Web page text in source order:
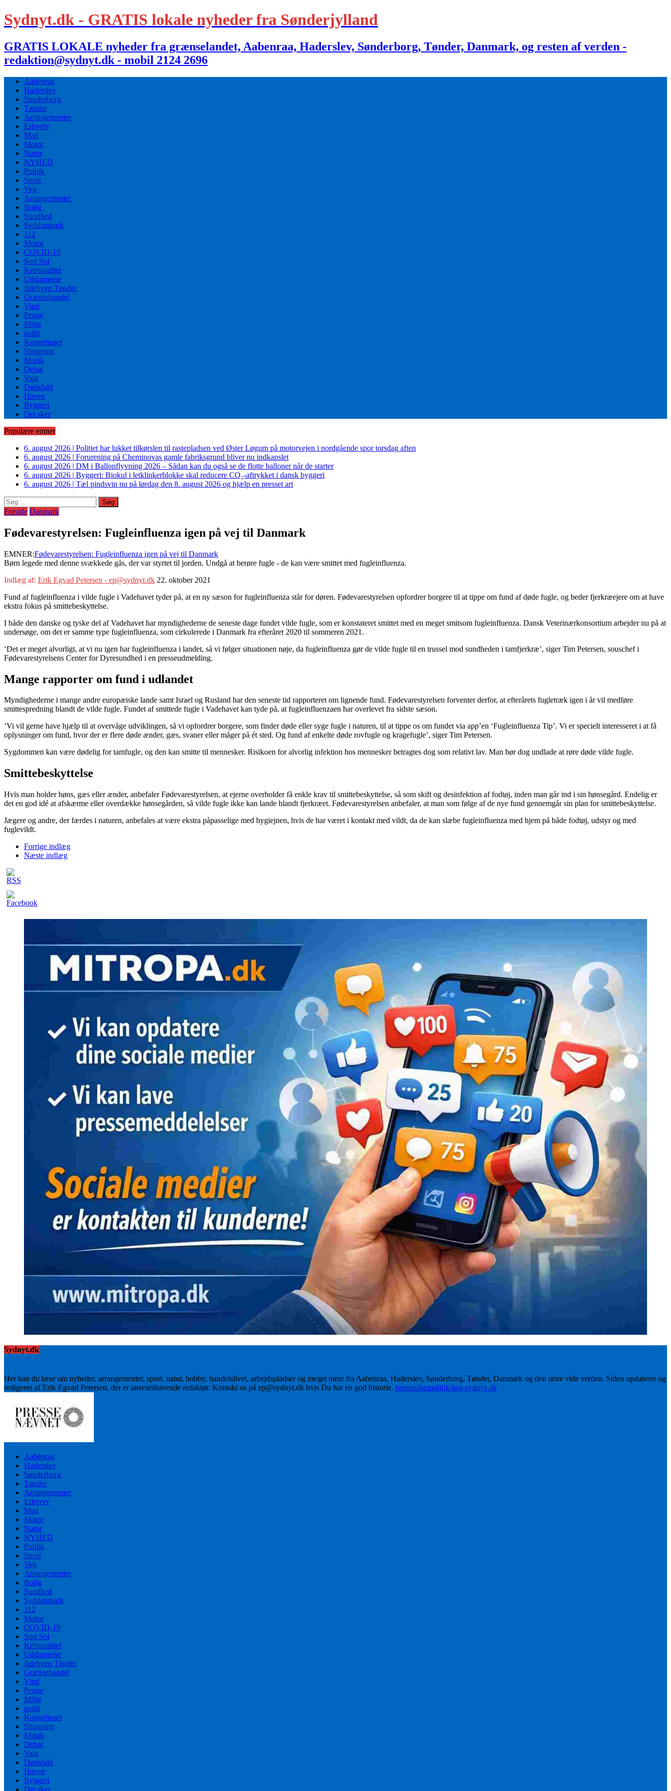
Sydnyt.dk - GRATIS lokale nyheder fra Sønderjylland
GRATIS LOKALE nyheder fra grænselandet, Aabenraa, Haderslev, Sønderborg, Tønder, Danmark, og resten af verden -
redaktion@sydnyt.dk - mobil 2124 2696
Aabenraa
Haderslev
Sønderborg
Tønder
Arrangementer
Erhverv
Mad
Motor
Natur
NYHED
Politik
Sport
Vejr
Arrangementer
Bolig
Sundhed
Syddanmark
112
Motor
COVID-19
Sort Sol
Kriminalitet
Uddannelse
Julebyen Tønder
Grænsehandel
Vind
Penge
Miljø
politi
Kongehuset
Shopping
Musik
Debat
Valg
Dødsfald
Haven
Byggeri
Det sker
Populære emner
6. august 2026 | Politiet har lukket tilkørslen til rastepladsen ved Øster Løgum på motorvejen i nordgående spor torsdag aften
6. august 2026 | Forurening på Cheminovas gamle fabriksgrund bliver nu indkapslet
6. august 2026 | DM i Ballonflyvning 2026 – Sådan kan du også se de flotte balloner når de starter
6. august 2026 | Byggeri: Biokul i letklinkerblokke skal reducere CO₂-aftrykket i dansk byggeri
6. august 2026 | Tæl pindsvin nu på lørdag den 8. august 2026 og hjælp en presset art
Søg
efter:
Forside Danmark
Fødevarestyrelsen: Fugleinfluenza igen på vej til Danmark
EMNER:Fødevarestyrelsen: Fugleinfluenza igen på vej til Danmark
Børn legede med denne svækkede gås, der var styrtet til jorden. Undgå at berøre fugle - de kan være smittet med fugleinfluenza.
Indlæg af: Erik Egvad Petersen - ep@sydnyt.dk 22. oktober 2021
Fund af fugleinfluenza i vilde fugle i Vadehavet tyder på, at en ny sæson for fugleinfluenza står for døren. Fødevarestyrelsen opfordrer borgere til at tippe om fund af døde fugle, og beder fjerkræejere om at have
ekstra fokus på smittebeskyttelse.
​​I både den danske og tyske del af Vadehavet har myndighederne de seneste dage fundet vilde fugle, som er konstateret smittet med en meget smitsom fugleinfluenza. Dansk Veterinærkonsortium arbejder nu på at
undersøge, om det er samme type fugleinfluenza, som cirkulerede i Danmark fra efteråret 2020 til sommeren 2021.
‘Det er meget alvorligt, at vi nu igen har fugleinfluenza i landet, så vi følger situationen nøje, da fugleinfluenza gør de vilde fugle til en trussel mod sundheden i tamfjerkræ’, siger Tim Petersen, souschef i
Fødevarestyrelsens Center for Dyresundhed i en presseudmelding.
Mange rapporter om fund i udlandet
Myndighederne i mange andre europæiske lande samt Israel og Rusland har den seneste tid rapporteret om lignende fund. Fødevarestyrelsen forventer derfor, at efterårets fugletræk igen i år vil medføre
smittespredning blandt de vilde fugle. Fundet af smittede fugle i Vadehavet kan tyde på, at fugleinfluenzaen har overlevet fra sidste sæson.
‘Vi vil gerne have hjælp til at overvåge udviklingen, så vi opfordrer borgere, som finder døde eller syge fugle i naturen, til at tippe os om fundet via app’en ‘Fugleinfluenza Tip’. Vi er specielt interesseret i at få
oplysninger om fund, hvor der er flere døde ænder, gæs, svaner eller måger på ét sted. Og fund af enkelte døde rovfugle og kragefugle’, siger Tim Petersen.
Sygdommen kan være dødelig for tamfugle, og den kan smitte til mennesker. Risikoen for alvorlig infektion hos mennesker betragtes dog som relativt lav. Man bør dog undlade at røre døde vilde fugle.
Smittebeskyttelse
Hvis man holder høns, gæs eller ænder, anbefaler Fødevarestyrelsen, at ejerne overholder få enkle krav til smittebeskyttelse, så som skift og desinfektion af fodtøj, inden man går ind i sin hønsegård. Endelig er
det en god idé at afskærme eller overdække hønsegården, så vilde fugle ikke kan lande blandt fjerkræet. Fødevarestyrelsen anbefaler, at man som følge af de nye fund gennemgår sin plan for smittebeskyttelse.
Jægere og andre, der færdes i naturen, anbefales at være ekstra påpasselige med hygiejnen, hvis de har været i kontakt med vildt, da de kan slæbe fugleinfluenza med hjem på både fodtøj, udstyr og med
fuglevildt.
Forrige indlæg
Næste indlæg
Sydnyt.dk
Her kan du læse om nyheder, arrangementer, sport, natur, hobby, handelslivet, arbejdspladser og meget mere fra Aabenraa, Haderslev, Sønderborg, Tønder, Danmark og den store vide verden. Siden opdateres og
redigeres af Erik Egvad Petersen, der er ansvarshavende redaktør. Kontakt os på ep@sydnyt.dk hvis Du har en god historie. persondatapolitik-hos-sydnyt-dk
Aabenraa
Haderslev
Sønderborg
Tønder
Arrangementer
Erhverv
Mad
Motor
Natur
NYHED
Politik
Sport
Vejr
Arrangementer
Bolig
Sundhed
Syddanmark
112
Motor
COVID-19
Sort Sol
Kriminalitet
Uddannelse
Julebyen Tønder
Grænsehandel
Vind
Penge
Miljø
politi
Kongehuset
Shopping
Musik
Debat
Valg
Dødsfald
Haven
Byggeri
Det sker